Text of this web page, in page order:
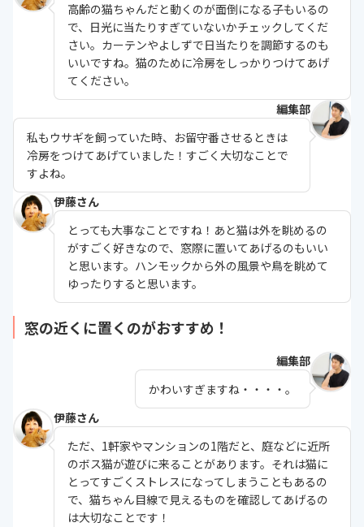
高齢の猫ちゃんだと動くのが面倒になる子もいるの
で、日光に当たりすぎていないかチェックしてくだ
さい。カーテンやよしずで日当たりを調節するのも
いいですね。猫のために冷房をしっかりつけてあげ
てください。
編集部
私もウサギを飼っていた時、お留守番させるときは
冷房をつけてあげていました！すごく大切なことで
すよね。
伊藤さん
とっても大事なことですね！あと猫は外を眺めるの
がすごく好きなので、窓際に置いてあげるのもいい
と思います。ハンモックから外の風景や鳥を眺めて
ゆったりすると思います。
窓の近くに置くのがおすすめ！
編集部
かわいすぎますね・・・・。
伊藤さん
ただ、1軒家やマンションの1階だと、庭などに近所
のボス猫が遊びに来ることがあります。それは猫に
とってすごくストレスになってしまうこともあるの
で、猫ちゃん目線で見えるものを確認してあげるの
は大切なことです！